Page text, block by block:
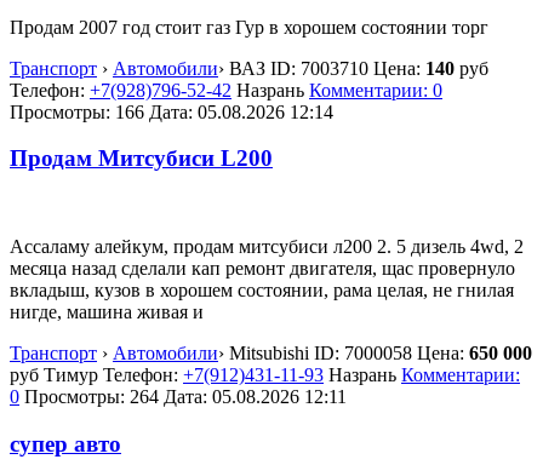
Продам 2007 год стоит газ Гур в хорошем состоянии торг
Транспорт › Автомобили› ВАЗ ID: 7003710 Цена: 140 руб
Телефон: +7(928)796-52-42 Назрань Комментарии: 0
Просмотры: 166 Дата: 05.08.2026 12:14
Продам Митсубиси L200
Ассаламу алейкум, продам митсубиси л200 2. 5 дизель 4wd, 2
месяца назад сделали кап ремонт двигателя, щас провернуло
вкладыш, кузов в хорошем состоянии, рама целая, не гнилая
нигде, машина живая и
Транспорт › Автомобили› Mitsubishi ID: 7000058 Цена: 650 000
руб Тимур Телефон: +7(912)431-11-93 Назрань Комментарии:
0 Просмотры: 264 Дата: 05.08.2026 12:11
супер авто